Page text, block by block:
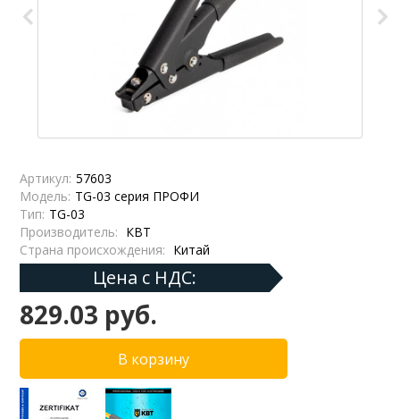
Артикул: 57603
Модель: TG-03 серия ПРОФИ
Тип: TG-03
Производитель: КВТ
Страна происхождения: Китай
Цена с НДС:
829.03 руб.